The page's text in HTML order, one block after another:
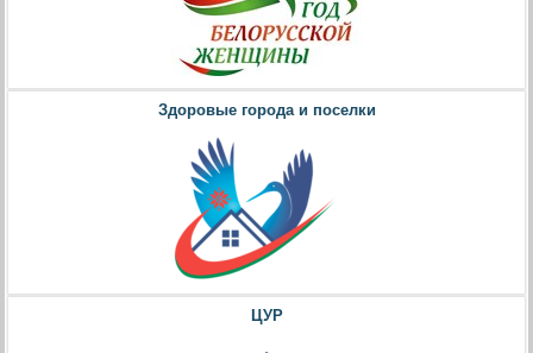
Здоровые города и поселки
ЦУР